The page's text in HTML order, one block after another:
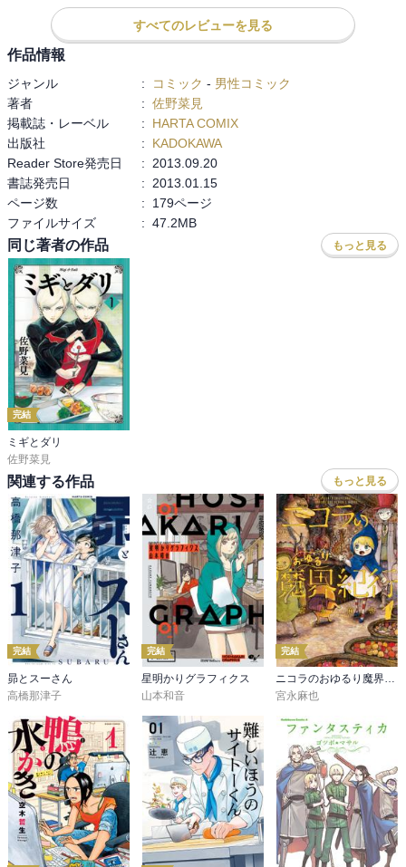
ただ、人を選ぶ内容ではあるので、万人にお勧めすることはできな
一応参考として、少し笑いの感覚が似ているかな？と感じた漫画を
挙げると、ヤマザキマリさんの「テルマエロマエ」と麻生周一さん
の「斉木楠雄のΨ難」の二つです。あくまでも一部分が似ているだけ
なので、別物ですが...。
すべてのレビューを見る
作品情報
ジャンル : コミック - 男性コミック
著者
: 佐野菜見
掲載誌・レーベル
:
HARTA COMIX
出版社
:
KADOKAWA
Reader Store発売日
:
2013.09.20
書誌発売日
:
2013.01.15
ページ数
:
179ページ
ファイルサイズ
: 47.2MB
同じ著者の作品 もっと見る
完結
ミギとダリ
佐野菜見
関連する作品 もっと見る
完結
昴とスーさん
高橋那津子
完結
星明かりグラフィクス
山本和音
完結
宮永麻也